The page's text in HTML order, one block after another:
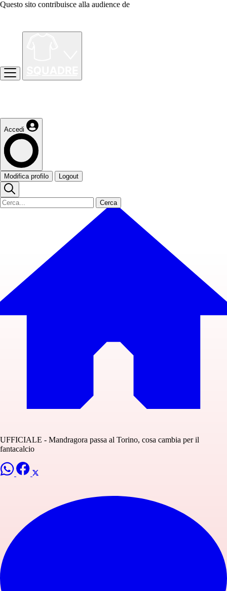
Questo sito contribuisce alla audience de
Accedi
Modifica profilo Logout
Cerca
UFFICIALE - Mandragora passa al Torino, cosa cambia per il
fantacalcio